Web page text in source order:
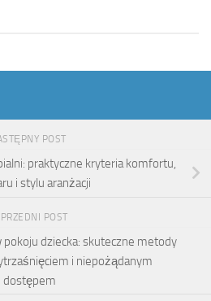
POST
praktyczne kryteria komfortu,
i stylu aranżacji
POST
dziecka: skuteczne metody
i niepożądanym
dostępem